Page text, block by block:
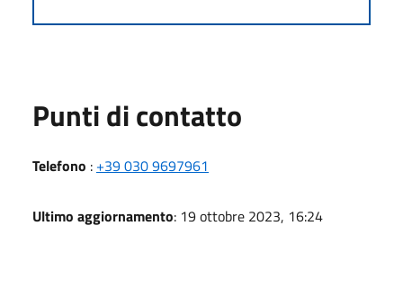
Punti di contatto
Telefono : +39 030 9697961
Ultimo aggiornamento: 19 ottobre 2023, 16:24